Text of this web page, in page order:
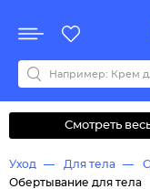
Все бренды
0-9ABCDEFGHIJKLM
Смотреть
Уход Для тела
Обертывание для тела